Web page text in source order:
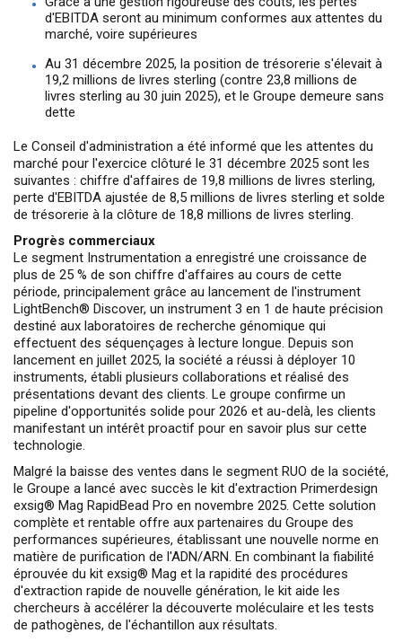
d'EBITDA seront au minimum conformes aux attentes du
marché, voire supérieures
Au 31 décembre 2025, la position de trésorerie s'élevait à
19,2 millions de livres sterling (contre 23,8 millions de
livres sterling au 30 juin 2025), et le Groupe demeure sans
dette
Le Conseil d'administration a été informé que les attentes du
marché pour l'exercice clôturé le 31 décembre 2025 sont les
suivantes : chiffre d'affaires de 19,8 millions de livres sterling,
perte d'EBITDA ajustée de 8,5 millions de livres sterling et solde
de trésorerie à la clôture de 18,8 millions de livres sterling.
Progrès commerciaux
Le segment Instrumentation a enregistré une croissance de
plus de 25 % de son chiffre d'affaires au cours de cette
période, principalement grâce au lancement de l'instrument
LightBench® Discover, un instrument 3 en 1 de haute précision
destiné aux laboratoires de recherche génomique qui
effectuent des séquençages à lecture longue. Depuis son
lancement en juillet 2025, la société a réussi à déployer 10
instruments, établi plusieurs collaborations et réalisé des
présentations devant des clients. Le groupe confirme un
pipeline d'opportunités solide pour 2026 et au-delà, les clients
manifestant un intérêt proactif pour en savoir plus sur cette
technologie.
Malgré la baisse des ventes dans le segment RUO de la société,
le Groupe a lancé avec succès le kit d'extraction Primerdesign
exsig® Mag RapidBead Pro en novembre 2025. Cette solution
complète et rentable offre aux partenaires du Groupe des
performances supérieures, établissant une nouvelle norme en
matière de purification de l'ADN/ARN. En combinant la fiabilité
éprouvée du kit exsig® Mag et la rapidité des procédures
d'extraction rapide de nouvelle génération, le kit aide les
chercheurs à accélérer la découverte moléculaire et les tests
de pathogènes, de l'échantillon aux résultats.